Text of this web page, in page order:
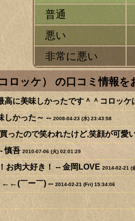
普通
悪い
非常に悪い
ッケ） の口コミ情報を
高に美味しかったです＾＾コロッ
しかった～ -- 2008-04-23 (水) 23:43:58
ったので笑われたけど,笑顔が可愛
慎吾 2010-07-06 (火) 02:01:29
お肉大好き！ -- 金岡LOVE 2014-02-21 (
←←(￣ー￣) -- 2014-02-21 (Fri) 15:34:06